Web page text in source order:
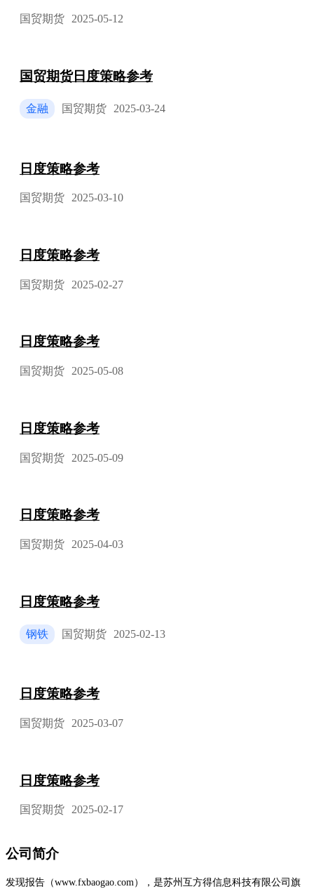
国贸期货 2025-05-12
国贸期货日度策略参考
金融 国贸期货 2025-03-24
日度策略参考
国贸期货 2025-03-10
日度策略参考
国贸期货 2025-02-27
日度策略参考
国贸期货 2025-05-08
日度策略参考
国贸期货 2025-05-09
日度策略参考
国贸期货 2025-04-03
日度策略参考
钢铁 国贸期货 2025-02-13
日度策略参考
国贸期货 2025-03-07
日度策略参考
国贸期货 2025-02-17
公司简介
发现报告（www.fxbaogao.com），是苏州互方得信息科技有限公司旗